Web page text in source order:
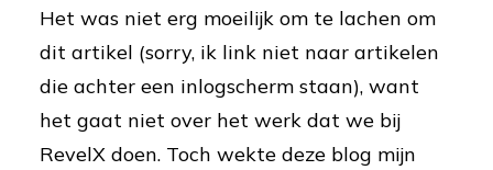
Het was niet erg moeilijk om te lachen om
dit artikel (sorry, ik link niet naar artikelen
die achter een inlogscherm staan), want
het gaat niet over het werk dat we bij
RevelX doen. Toch wekte deze blog mijn